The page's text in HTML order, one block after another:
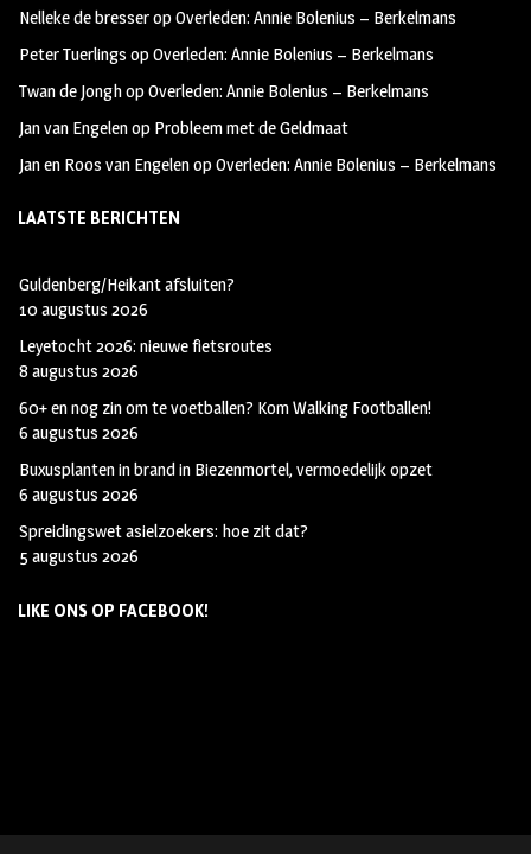
k
m
Nelleke de bresseropOverleden: Annie Bolenius – Berkelmans
Peter Tuerlings opOverleden: Annie Bolenius – Berkelmans
Twan de JonghopOverleden: Annie Bolenius – Berkelmans
Jan van Engelenop Probleem met de Geldmaat
Jan en Roos van EngelenopOverleden: Annie Bolenius – Berkelmans
LAATSTE BERICHTEN
Guldenberg/Heikant afsluiten?
10 augustus 2026
Leyetocht 2026: nieuwe fietsroutes
8 augustus 2026
60+ en nog zin om te voetballen? Kom Walking Footballen!
6 augustus 2026
Buxusplanten in brand in Biezenmortel, vermoedelijk opzet
6 augustus 2026
Spreidingswet asielzoekers: hoe zit dat?
5 augustus 2026
LIKE ONS OP FACEBOOK!